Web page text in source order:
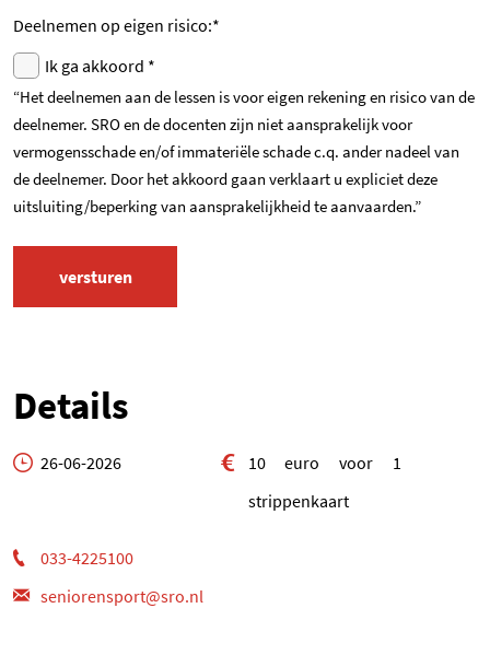
Deelnemen op eigen risico:*
Ik ga akkoord *
“Het deelnemen aan de lessen is voor eigen rekening en risico van de
deelnemer. SRO en de docenten zijn niet aansprakelijk voor
vermogensschade en/of immateriële schade c.q. ander nadeel van
de deelnemer. Door het akkoord gaan verklaart u expliciet deze
uitsluiting/beperking van aansprakelijkheid te aanvaarden.”
Details
26-06-2026
10 euro voor 1
strippenkaart
033-4225100
seniorensport@sro.nl